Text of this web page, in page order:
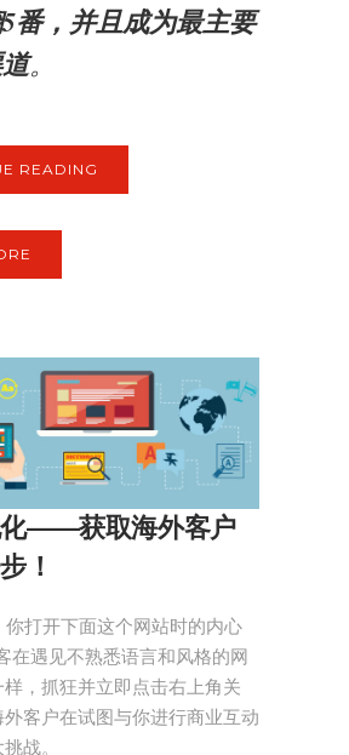
番，并且成为最主要
。
READING
化——获取海外客户
！
打开下面这个网站时的内心
在遇见不熟悉语言和风格的网
，抓狂并立即点击右上角关
客户在试图与你进行商业互动
战。